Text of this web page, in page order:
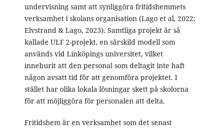
undervisning samt att synliggöra fritidshemmets
verksamhet i skolans organisation (Lago et al, 2022;
Elvstrand & Lago, 2023). Samtliga projekt är så
kallade ULF 2-projekt, en särskild modell som
används vid Linköpings universitet, vilket
inneburit att den personal som deltagit inte haft
någon avsatt tid för att genomföra projektet. I
stället har olika lokala lösningar skett på skolorna
för att möjliggöra för personalen att delta.
Fritidshem är en verksamhet som det senast